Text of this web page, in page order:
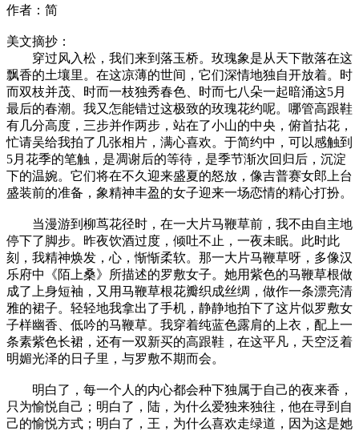
作者：简
美文摘抄：
穿过风入松，我们来到落玉桥。玫瑰象是从天下散落在这
飘香的土壤里。在这凉薄的世间，它们深情地独自开放着。时
而双枝并茂、时而一枝独秀春色、时而七八朵一起暗涌这5月
最后的春潮。我又怎能错过这极致的玫瑰花约呢。哪管高跟鞋
有几分高度，三步并作两步，站在了小山的中央，俯首拈花，
忙请吴给我拍了几张相片，满心喜欢。于简约中，可以感触到
5月花季的笔触，是凋谢后的等待，是季节渐次回归后，沉淀
下的温婉。它们将在不久迎来盛夏的怒放，像吉普赛女郎上台
盛装前的准备，象精神丰盈的女子迎来一场恋情的精心打扮。
当漫游到柳茑花径时，在一大片马鞭草前，我不由自主地
停下了脚步。昨夜饮酒过度，倾吐不止，一夜未眠。此时此
刻，我精神焕发，心，惭惭柔软。那一大片马鞭草呀，多像汉
乐府中《陌上桑》所描述的罗敷女子。她用紫色的马鞭草根做
成了上身短袖，又用马鞭草根花瓣织成丝绸，做作一条漂亮清
雅的裙子。轻轻地我拿出了手机，静静地拍下了这片似罗敷女
子样幽香、低吟的马鞭草。我穿着纯蓝色露肩的上衣，配上一
条素紫色长裙，还有一双新买的高跟鞋，在这平凡，天空泛着
明媚光泽的日子里，与罗敷不期而会。
明白了，每一个人的内心都会种下独属于自己的夜来香，
只为愉悦自己；明白了，陆，为什么爱独来独往，他在寻到自
己的愉悦方式；明白了，王，为什么喜欢走绿道，因为这是她